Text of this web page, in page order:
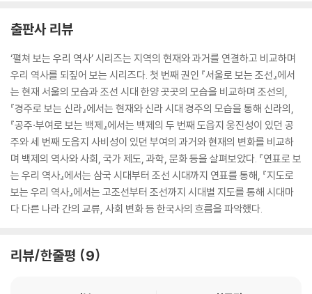
출판사 리뷰
‘펼쳐 보는 우리 역사’ 시리즈는 지역의 현재와 과거를 연결하고 비교하며
우리 역사를 되짚어 보는 시리즈다. 첫 번째 권인 『서울로 보는 조선』에서
는 현재 서울의 모습과 조선 시대 한양 곳곳의 모습을 비교하며 조선의,
『경주로 보는 신라』에서는 현재와 신라 시대 경주의 모습을 통해 신라의,
『공주·부여로 보는 백제』에서는 백제의 두 번째 도읍지 웅진성이 있던 공
주와 세 번째 도읍지 사비성이 있던 부여의 과거와 현재의 변화를 비교하
며 백제의 역사와 사회, 국가 제도, 과학, 문화 등을 살펴보았다. 『연표로 보
는 우리 역사』에서는 삼국 시대부터 조선 시대까지 연표를 통해, 『지도로
보는 우리 역사』에서는 고조선부터 조선까지 시대별 지도를 통해 시대마
다 다른 나라 간의 교류, 사회 변화 등 한국사의 흐름을 파악했다.
리뷰/한줄평 9